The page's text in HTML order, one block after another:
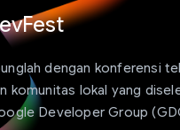
dengan konferensi
komunitas lokal yang
Developer Group